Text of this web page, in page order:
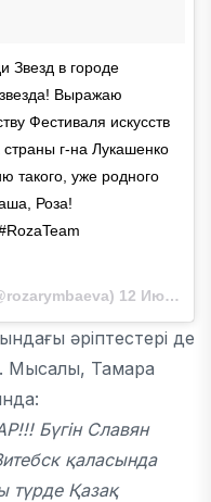
Звезд в городе
Выражаю
Фестиваля искусств
г-на Лукашенко
такого, уже родного
Роза!
12 Июл 2018 в 3:03 PDT
әріптестері де
Мысалы, Тамара
Бүгін Славян
қаласында
түрде Қазақ